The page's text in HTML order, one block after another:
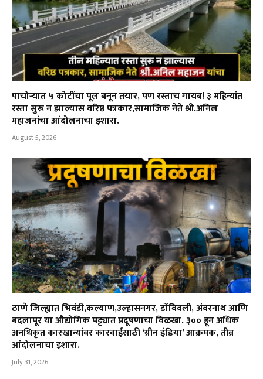
पाचोऱ्यात ५ कोटींचा पूल बनून तयार, पण रस्ताच गायब! ३ महिन्यांत
रस्ता सुरू न झाल्यास वरिष्ठ पत्रकार,सामाजिक नेते श्री.अनिल
महाजनांचा आंदोलनाचा इशारा.
August 5, 2026
ठाणे जिल्ह्यात भिवंडी,कल्याण,उल्हासनगर, डोंबिवली, अंबरनाथ आणि
बदलापूर या औद्योगिक पट्ट्यात प्रदूषणाचा विळखा. ३०० हून अधिक
अनधिकृत कारखान्यांवर कारवाईसाठी ‘ग्रीन इंडिया’ आक्रमक, तीव्र
आंदोलनाचा इशारा.
July 31, 2026